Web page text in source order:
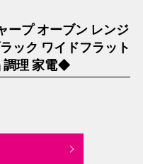
プ オーブン レンジ
ック ワイドフラット
調理 家電◆